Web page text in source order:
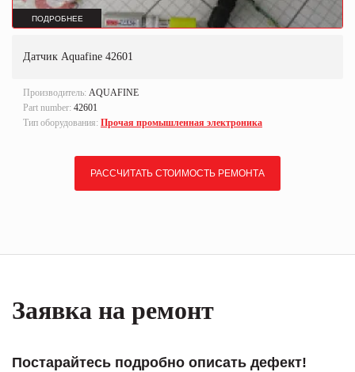
ПОДРОБНЕЕ
Датчик Aquafine 42601
Производитель: AQUAFINE
Part number: 42601
Тип оборудования: Прочая промышленная электроника
РАССЧИТАТЬ СТОИМОСТЬ РЕМОНТА
Заявка на ремонт
Постарайтесь подробно описать дефект!